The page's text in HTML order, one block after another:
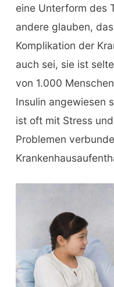
eine Unterform des
andere glauben,
Komplikation der
auch sei, sie ist
von 1.000
Insulin angewiesen
ist oft mit Stress
Problemen